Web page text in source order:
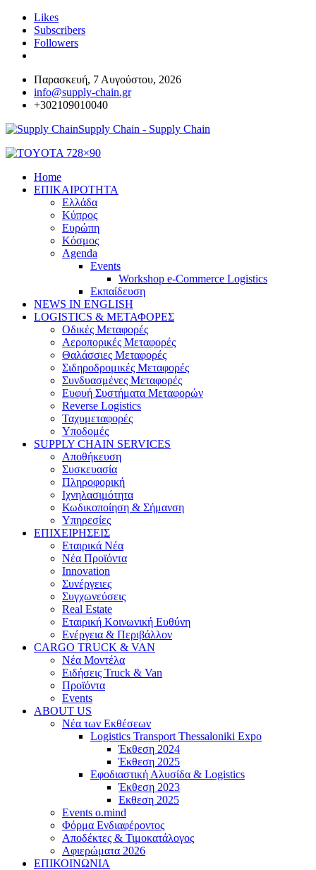
Likes
Subscribers
Followers
Παρασκευή, 7 Αυγούστου, 2026
info@supply-chain.gr
+302109010040
Supply Chain - Supply Chain
Home
ΕΠΙΚΑΙΡΟΤΗΤΑ
Ελλάδα
Κύπρος
Ευρώπη
Κόσμος
Agenda
Events
Workshop e-Commerce Logistics
Εκπαίδευση
NEWS IN ENGLISH
LOGISTICS & ΜΕΤΑΦΟΡΕΣ
Οδικές Μεταφορές
Αεροπορικές Μεταφορές
Θαλάσσιες Μεταφορές
Σιδηροδρομικές Μεταφορές
Συνδυασμένες Μεταφορές
Ευφυή Συστήματα Μεταφορών
Reverse Logistics
Ταχυμεταφορές
Υποδομές
SUPPLY CHAIN SERVICES
Αποθήκευση
Συσκευασία
Πληροφορική
Ιχνηλασιμότητα
Κωδικοποίηση & Σήμανση
Υπηρεσίες
ΕΠΙΧΕΙΡΗΣΕΙΣ
Εταιρικά Νέα
Νέα Προϊόντα
Innovation
Συνέργειες
Συγχωνεύσεις
Real Estate
Εταιρική Κοινωνική Ευθύνη
Ενέργεια & Περιβάλλον
CARGO TRUCK & VAN
Νέα Μοντέλα
Ειδήσεις Truck & Van
Προϊόντα
Events
ABOUT US
Νέα των Εκθέσεων
Logistics Transport Thessaloniki Expo
Έκθεση 2024
Έκθεση 2025
Εφοδιαστική Αλυσίδα & Logistics
Έκθεση 2023
Εκθεση 2025
Events o.mind
Φόρμα Ενδιαφέροντος
Αποδέκτες & Τιμοκατάλογος
Αφιερώματα 2026
ΕΠΙΚΟΙΝΩΝΙΑ